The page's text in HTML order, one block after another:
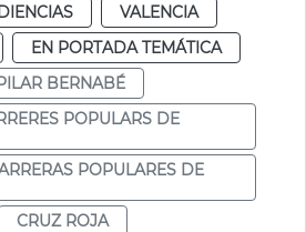
VALENCIA
EN PORTADA TEMÁTICA
BERNABÉ
POPULARS DE
POPULARES DE
CRUZ ROJA